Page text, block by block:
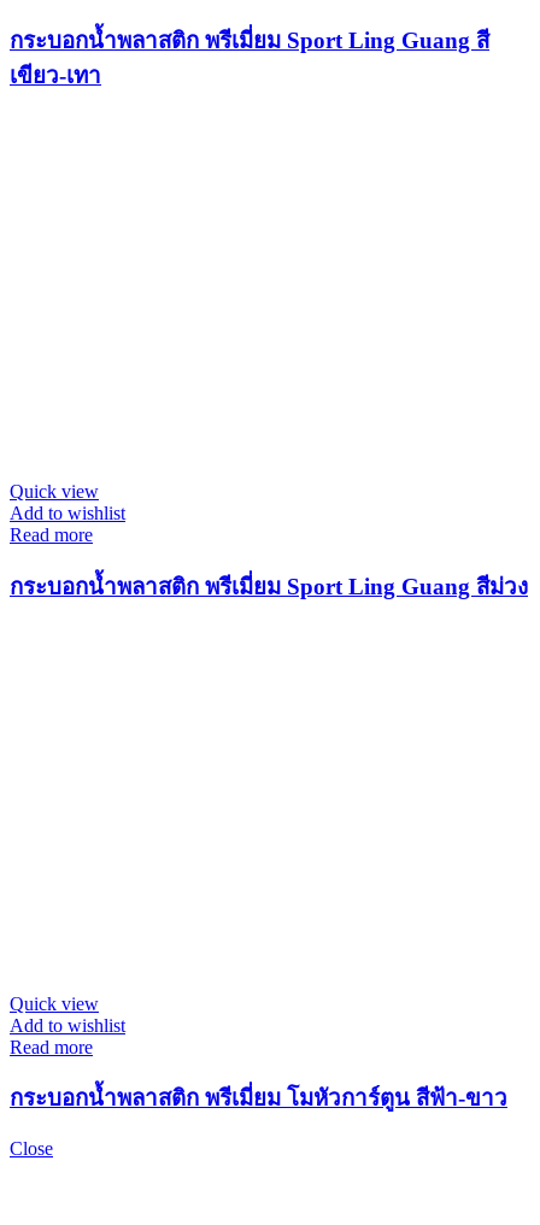
กระบอกน้ำพลาสติก พรีเมี่ยม Sport Ling Guang สี
เขียว-เทา
Quick view
Add to wishlist
Read more
กระบอกน้ำพลาสติก พรีเมี่ยม Sport Ling Guang สีม่วง
Quick view
Add to wishlist
Read more
กระบอกน้ำพลาสติก พรีเมี่ยม โมหัวการ์ตูน สีฟ้า-ขาว
Close